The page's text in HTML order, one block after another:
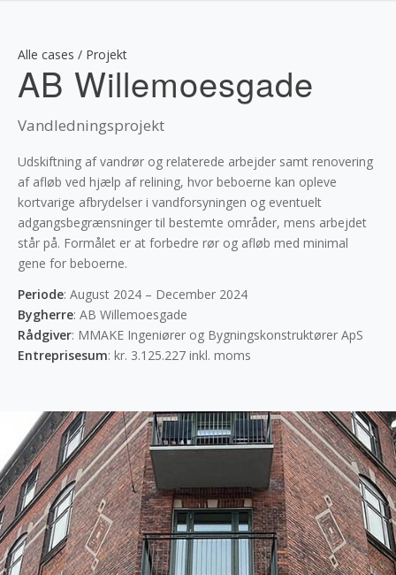
Alle cases / Projekt
AB Willemoesgade
Vandledningsprojekt
Udskiftning af vandrør og relaterede arbejder samt renovering
af afløb ved hjælp af relining, hvor beboerne kan opleve
kortvarige afbrydelser i vandforsyningen og eventuelt
adgangsbegrænsninger til bestemte områder, mens arbejdet
står på. Formålet er at forbedre rør og afløb med minimal
gene for beboerne.
Periode: August 2024 – December 2024
Bygherre: AB Willemoesgade
Rådgiver: MMAKE Ingeniører og Bygningskonstruktører ApS
Entreprisesum: kr. 3.125.227 inkl. moms